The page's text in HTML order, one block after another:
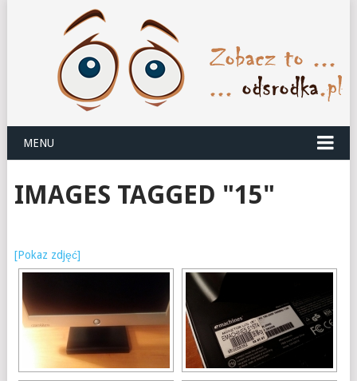
MENU
IMAGES TAGGED "15"
[Pokaz zdjęć]